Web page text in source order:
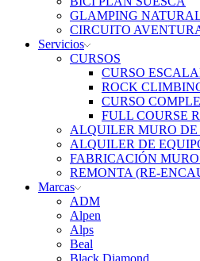
GLAMPING
CIRCUITO
Servicios
CURSOS
CURSO
ROCK
CURSO
FULL COURSE
ALQUILER MURO
ALQUILER DE
FABRICACIÓN
REMONTA (RE-
Marcas
ADM
Alpen
Alps
Beal
Black Diamond